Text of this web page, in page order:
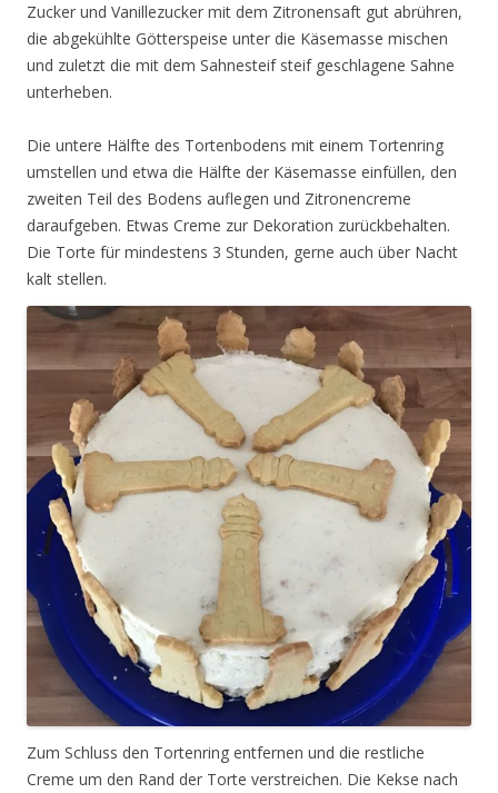
Zucker und Vanillezucker mit dem Zitronensaft gut abrühren,
die abgekühlte Götterspeise unter die Käsemasse mischen
und zuletzt die mit dem Sahnesteif steif geschlagene Sahne
unterheben.
Die untere Hälfte des Tortenbodens mit einem Tortenring
umstellen und etwa die Hälfte der Käsemasse einfüllen, den
zweiten Teil des Bodens auflegen und Zitronencreme
daraufgeben. Etwas Creme zur Dekoration zurückbehalten.
Die Torte für mindestens 3 Stunden, gerne auch über Nacht
kalt stellen.
Zum Schluss den Tortenring entfernen und die restliche
Creme um den Rand der Torte verstreichen. Die Kekse nach